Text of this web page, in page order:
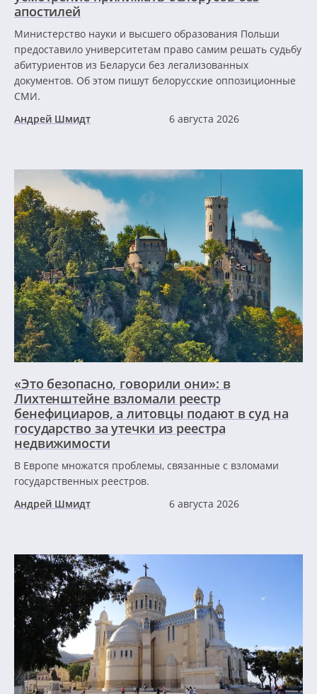
апостилей
Министерство науки и высшего образования Польши
предоставило университетам право самим решать судьбу
абитуриентов из Беларуси без легализованных
документов. Об этом пишут белорусские оппозиционные
СМИ.
Андрей Шмидт
6 августа 2026
«Это безопасно, говорили они»: в
Лихтенштейне взломали реестр
бенефициаров, а литовцы подают в суд на
государство за утечки из реестра
недвижимости
В Европе множатся проблемы, связанные с взломами
государственных реестров.
Андрей Шмидт
6 августа 2026